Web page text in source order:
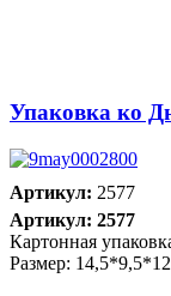
Упаковка ко
Артикул: 2577
Артикул: 2577
Картонная
Размер: